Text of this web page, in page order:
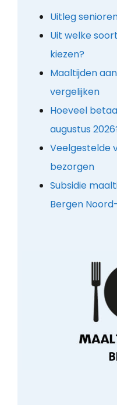
Uitleg
Uit welke
kiezen?
Maaltijden
vergelijken
Hoeveel
augustus
Veelgestelde
bezorgen
Subsidie
Bergen